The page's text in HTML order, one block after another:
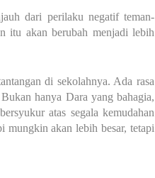
dari perilaku negatif teman-
itu akan berubah menjadi lebih
di sekolahnya. Ada rasa
hanya Dara yang bahagia,
atas segala kemudahan
mungkin akan lebih besar, tetapi